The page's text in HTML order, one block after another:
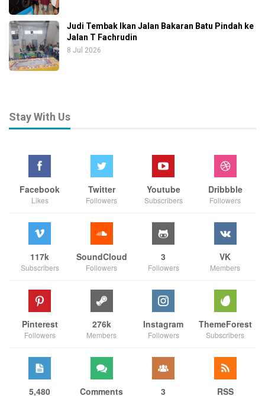
Judi Tembak Ikan Jalan Bakaran Batu Pindah ke
Jalan T Fachrudin
8 Jul 2026
Stay With Us
Facebook
Likes
Twitter
Followers
Youtube
Subscribers
Dribbble
Followers
117k
Subscribers
SoundCloud
Followers
3
Followers
VK
Members
Pinterest
Followers
276k
Members
Instagram
Followers
ThemeForest
Subscribers
5,480 Comments 3 RSS